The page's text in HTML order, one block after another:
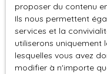
Pertinence
proposer du contenu
Ils nous permettent
services et la
utiliserons uniquement
lesquelles vous avez
modifier à n'importe